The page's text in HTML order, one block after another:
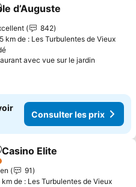
à mes favoris
d’Auguste
842
km de : Les Turbulentes de Vieux
avec vue sur le jardin
Consulter les prix
à mes favoris
Elite
91
km de : Les Turbulentes de Vieux